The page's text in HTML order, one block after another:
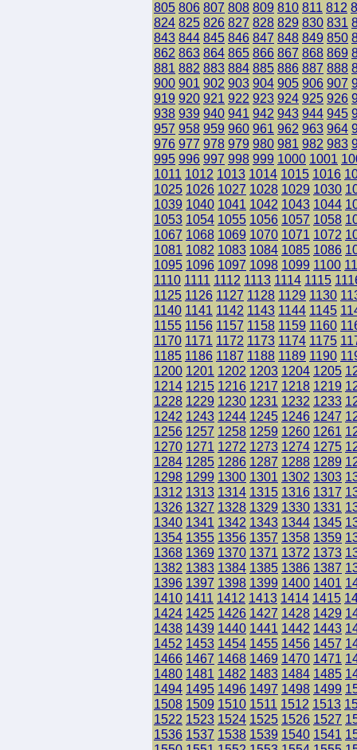
805 806 807 808 809 810 811 812
824 825 826 827 828 829 830 831
843 844 845 846 847 848 849 850
862 863 864 865 866 867 868 869
881 882 883 884 885 886 887 888
900 901 902 903 904 905 906 907
919 920 921 922 923 924 925 926
938 939 940 941 942 943 944 945
957 958 959 960 961 962 963 964
976 977 978 979 980 981 982 983
995 996 997 998 999 1000 1001
1011 1012 1013 1014 1015 1016
1025 1026 1027 1028 1029 1030
1039 1040 1041 1042 1043 1044
1053 1054 1055 1056 1057 1058
1067 1068 1069 1070 1071 1072
1081 1082 1083 1084 1085 1086
1095 1096 1097 1098 1099 1100
1110 1111 1112 1113 1114 1115
1125 1126 1127 1128 1129 1130
1140 1141 1142 1143 1144 1145
1155 1156 1157 1158 1159 1160
1170 1171 1172 1173 1174 1175
1185 1186 1187 1188 1189 1190
1200 1201 1202 1203 1204 1205
1214 1215 1216 1217 1218 1219
1228 1229 1230 1231 1232 1233
1242 1243 1244 1245 1246 1247
1256 1257 1258 1259 1260 1261
1270 1271 1272 1273 1274 1275
1284 1285 1286 1287 1288 1289
1298 1299 1300 1301 1302 1303
1312 1313 1314 1315 1316 1317
1326 1327 1328 1329 1330 1331
1340 1341 1342 1343 1344 1345
1354 1355 1356 1357 1358 1359
1368 1369 1370 1371 1372 1373
1382 1383 1384 1385 1386 1387
1396 1397 1398 1399 1400 1401
1410 1411 1412 1413 1414 1415
1424 1425 1426 1427 1428 1429
1438 1439 1440 1441 1442 1443
1452 1453 1454 1455 1456 1457
1466 1467 1468 1469 1470 1471
1480 1481 1482 1483 1484 1485
1494 1495 1496 1497 1498 1499
1508 1509 1510 1511 1512 1513
1522 1523 1524 1525 1526 1527
1536 1537 1538 1539 1540 1541